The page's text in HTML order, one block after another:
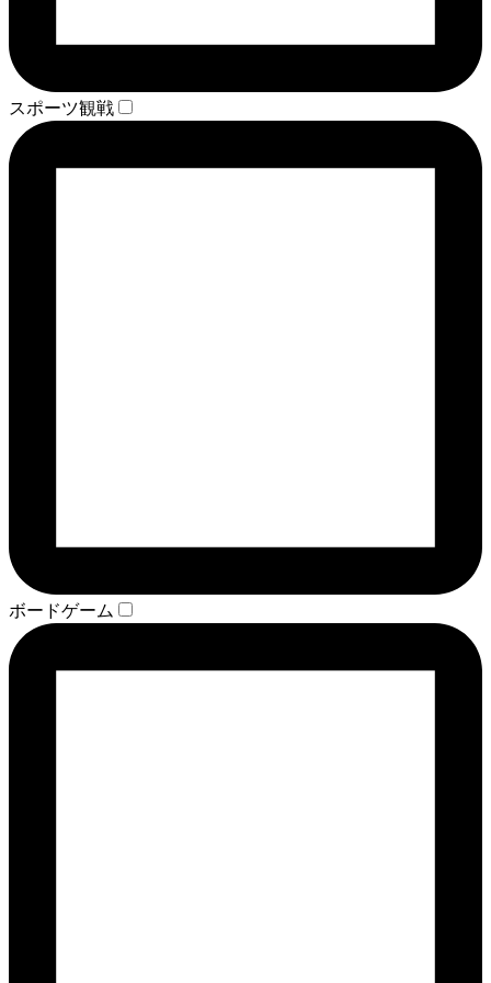
スポーツ観戦
ボードゲーム